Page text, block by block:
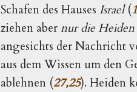
Schafen des Hauses Israel (
ziehen aber nur die Heiden
angesichts der Nachricht
aus dem Wissen um den
ablehnen (27,25). Heiden